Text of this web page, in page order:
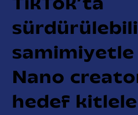
TikTok’ta
samimiyetle
Nano
hedef